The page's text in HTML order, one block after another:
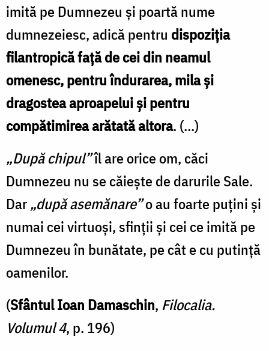
imită pe Dumnezeu și poartă nume
dumnezeiesc, adică pentru dispoziția
filantropică față de cei din neamul
omenesc, pentru îndurarea, mila și
dragostea aproapelui și pentru
compătimirea arătată altora. (...)
„După chipul”îl are orice om, căci
Dumnezeu nu se căiește de darurile Sale.
Dar „după asemănare”o au foarte puțini și
numai cei virtuoși, sfinții și cei ce imită pe
Dumnezeu în bunătate, pe cât e cu putință
oamenilor.
(Sfântul Ioan Damaschin, Filocalia.
Volumul 4, p. 196)